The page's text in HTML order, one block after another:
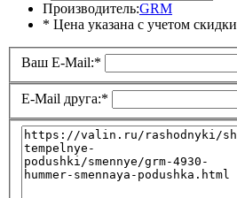
Производитель:GRM
* Цена указана с учетом скидки
Ваш E-Mail:*
E-Mail друга:*